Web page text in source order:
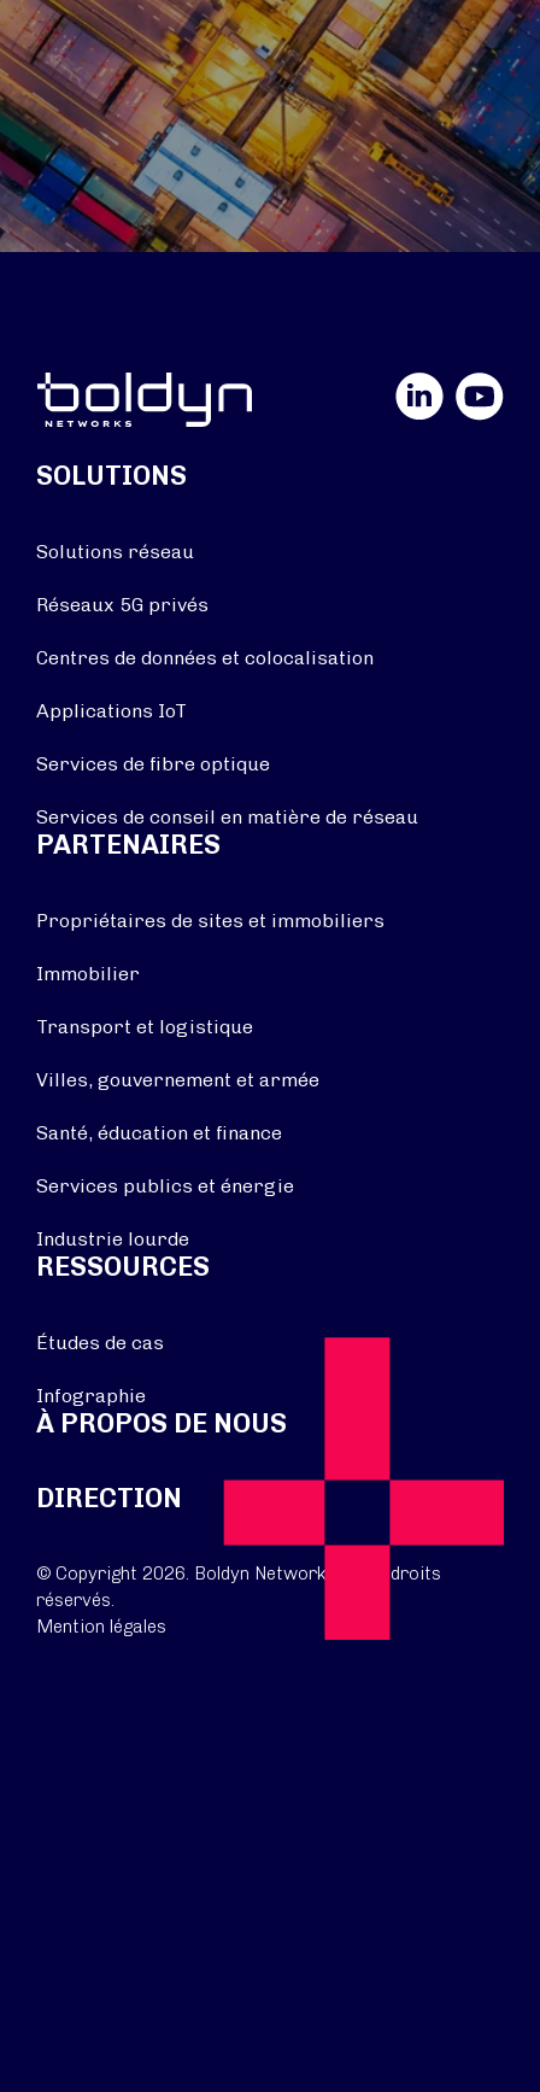
YouTube
SOLUTIONS
Solutions réseau
Réseaux 5G privés
Centres de données et colocalisation
Applications IoT
Services de fibre optique
Services de conseil en matière de réseau
PARTENAIRES
Propriétaires de sites et immobiliers
Immobilier
Transport et logistique
Villes, gouvernement et armée
Santé, éducation et finance
Services publics et énergie
Industrie lourde
RESSOURCES
Études de cas
Infographie
À PROPOS DE NOUS
DIRECTION
© Copyright 2026. Boldyn Networks. Tous droits
réservés.
Mention légales